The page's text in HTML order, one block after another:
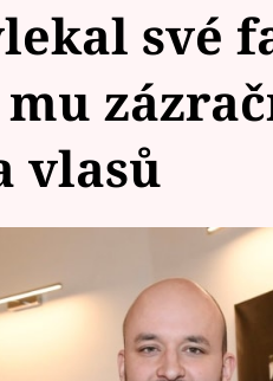
své
vlasů